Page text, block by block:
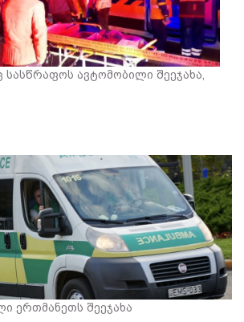
სასწრაფოს ავტომობილი შეეჯახა,
ერთმანეთს შეეჯახა